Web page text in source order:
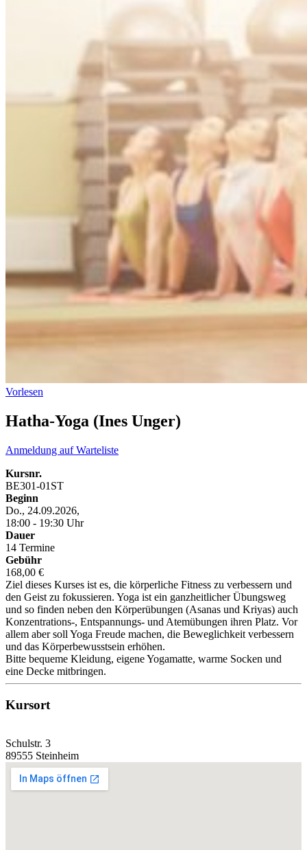
Vorlesen
Hatha-Yoga (Ines Unger)
Anmeldung auf Warteliste
Kursnr.
BE301-01ST
Beginn
Do., 24.09.2026,
18:00 - 19:30 Uhr
Dauer
14 Termine
Gebühr
168,00 €
Ziel dieses Kurses ist es, die körperliche Fitness zu verbessern und
den Geist zu fokussieren. Yoga ist ein ganzheitlicher Übungsweg
und so finden neben den Körperübungen (Asanas und Kriyas) auch
Konzentrations-, Entspannungs- und Atemübungen ihren Platz. Vor
allem aber soll Yoga Freude machen, die Beweglichkeit verbessern
und das Körperbewusstsein erhöhen.
Bitte bequeme Kleidung, eigene Yogamatte, warme Socken und
eine Decke mitbringen.
Kursort
Schulstr. 3
89555 Steinheim